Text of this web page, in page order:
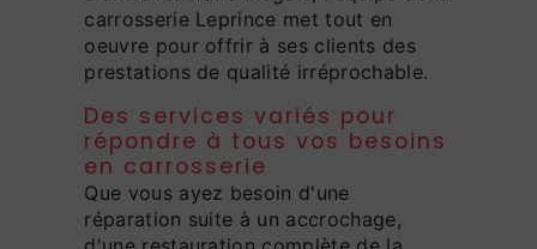
carrosserie Leprince met tout en
oeuvre pour offrir à ses clients des
prestations de qualité irréprochable.
Des services variés pour
répondre à tous vos besoins
en carrosserie
Que vous ayez besoin d'une
réparation suite à un accrochage,